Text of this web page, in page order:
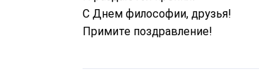
С Днем философии, друзья!
Примите поздравление!